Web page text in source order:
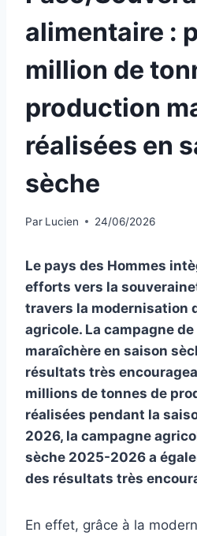
alimentaire :
million de
production
réalisées en
sèche
Par Lucien 24/06/2026
Le pays des Hommes
efforts vers la
travers la modernisation
agricole. La campagne
maraîchère en saison
résultats très
millions de tonnes de
réalisées pendant la
2026, la campagne
sèche 2025-2026 a
des résultats très
En effet, grâce à la